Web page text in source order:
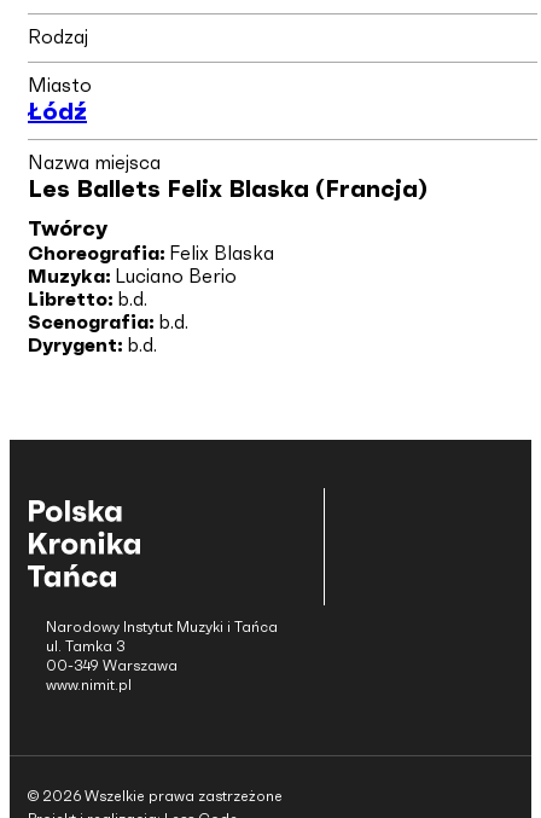
Rodzaj
Miasto
Łódź
Nazwa miejsca
Les Ballets Felix Blaska (Francja)
Twórcy
Choreografia: Felix Blaska
Muzyka: Luciano Berio
Libretto: b.d.
Scenografia: b.d.
Dyrygent: b.d.
Narodowy Instytut Muzyki i Tańca
ul. Tamka 3
00-349 Warszawa
www.nimit.pl
© 2026 Wszelkie prawa zastrzeżone